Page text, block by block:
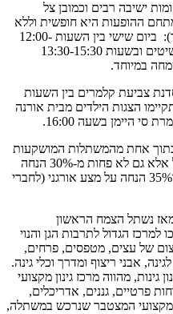
ישיבה רבים וכמובן צל
ההופעות היא חופשית וללא
עלות, כניסה לסדנה ב-10 ₪ בלבד לילד): ביום שישי בין השעות 12:00-
15:00 יתקיים סדנת ילדים להכנת תכשיטים ובשעות 13:30-15:30
במיוחד.
צביעת קלמרים בין השעות
13:00 בשעות 10:30 ו-13:30 יתקיימו הצגות הילדים מבית אורנה
היימן בשעה 16:00.
אחת מהמשתלות המושקעות
בארץ, ולא רק אוכל יהיה לנו בפסטיבל אלא גם לא פחות מ-30% הנחה
על כל צמחי התבלין והירקות (לכולם) ו35% הנחה על מצע אורגני (לחברי
נשתל הצמח הראשון
ועד שהפכו למרכז הגדול לתרבות הגן והנוי
של עצים, מטפסים, פרחים,
אבני ריצוף ומדרך וכלי גינה.
מהווה מרכז גינון מקצועי
פרטיים, גננים, אדריכלים,
המצטבר שנרכש במשתלה,